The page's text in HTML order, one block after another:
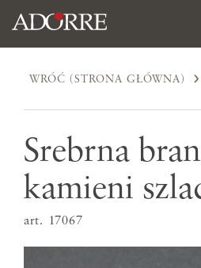
WRÓĆ (STRONA GŁÓWNA)
Srebrna
kamieni
art. 17067